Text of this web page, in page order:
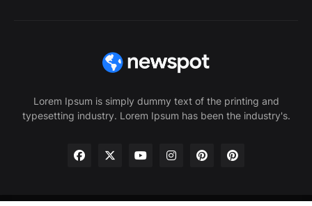
Lorem Ipsum is simply dummy text of the printing and
typesetting industry. Lorem Ipsum has been the industry's.